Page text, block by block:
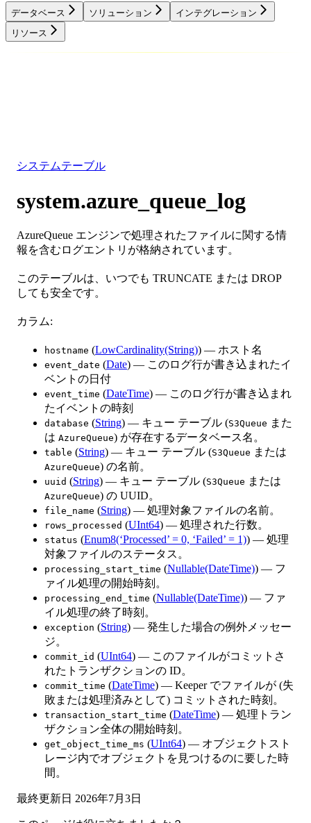
データベース ソリューション
インテグレーション
リソース
システムテーブル
system.azure_queue_log
AzureQueue エンジンで処理されたファイルに関する情
報を含むログエントリが格納されています。
このテーブルは、いつでも TRUNCATE または DROP
しても安全です。
カラム:
hostname (LowCardinality(String)) — ホスト名
event_date (Date) — このログ行が書き込まれたイ
ベントの日付
event_time (DateTime) — このログ行が書き込まれ
たイベントの時刻
database (String) — キュー テーブル (S3Queue また
は AzureQueue) が存在するデータベース名。
table (String) — キュー テーブル (S3Queue または
AzureQueue) の名前。
uuid (String) — キュー テーブル (S3Queue または
AzureQueue) の UUID。
file_name (String) — 処理対象ファイルの名前。
rows_processed (UInt64) — 処理された行数。
status (Enum8(‘Processed’ = 0, ‘Failed’ = 1)) — 処理
対象ファイルのステータス。
processing_start_time (Nullable(DateTime)) — フ
ァイル処理の開始時刻。
processing_end_time (Nullable(DateTime)) — ファ
イル処理の終了時刻。
exception (String) — 発生した場合の例外メッセー
ジ。
commit_id (UInt64) — このファイルがコミットさ
れたトランザクションの ID。
commit_time (DateTime) — Keeper でファイルが (失
敗または処理済みとして) コミットされた時刻。
transaction_start_time (DateTime) — 処理トラン
ザクション全体の開始時刻。
get_object_time_ms (UInt64) — オブジェクトスト
レージ内でオブジェクトを見つけるのに要した時
間。
最終更新日 2026年7月3日